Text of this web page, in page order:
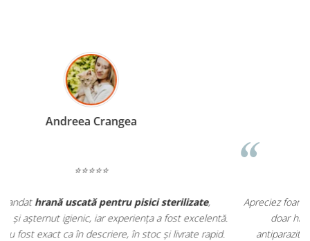
Madalina Stancea
Apreciez foarte mult faptul că peehranaanimale.rogăsesc nu
doar hrană, ci și produse dinfarmacia veterinară
antiparazitare, suplimente și soluții de îngrijire. Este foarte